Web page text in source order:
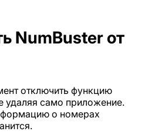
NumBuster от
отключить функцию
удаляя само приложение.
о номерах